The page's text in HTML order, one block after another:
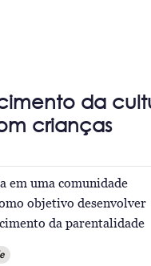
da
crianças
em uma comunidade
objetivo desenvolver
da parentalidade